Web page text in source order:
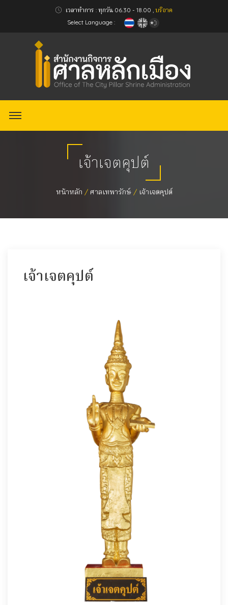
เวลาทำการ : ทุกวัน 06.30 - 18.00 , บริจาค
Select Language :
เจ้าเจตคุปต์
หน้าหลัก ศาลเทพารักษ์ เจ้าเจตคุปต์
เจ้าเจตคุปต์